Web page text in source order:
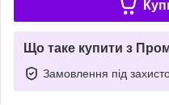
Що таке купити з
Замовлення під